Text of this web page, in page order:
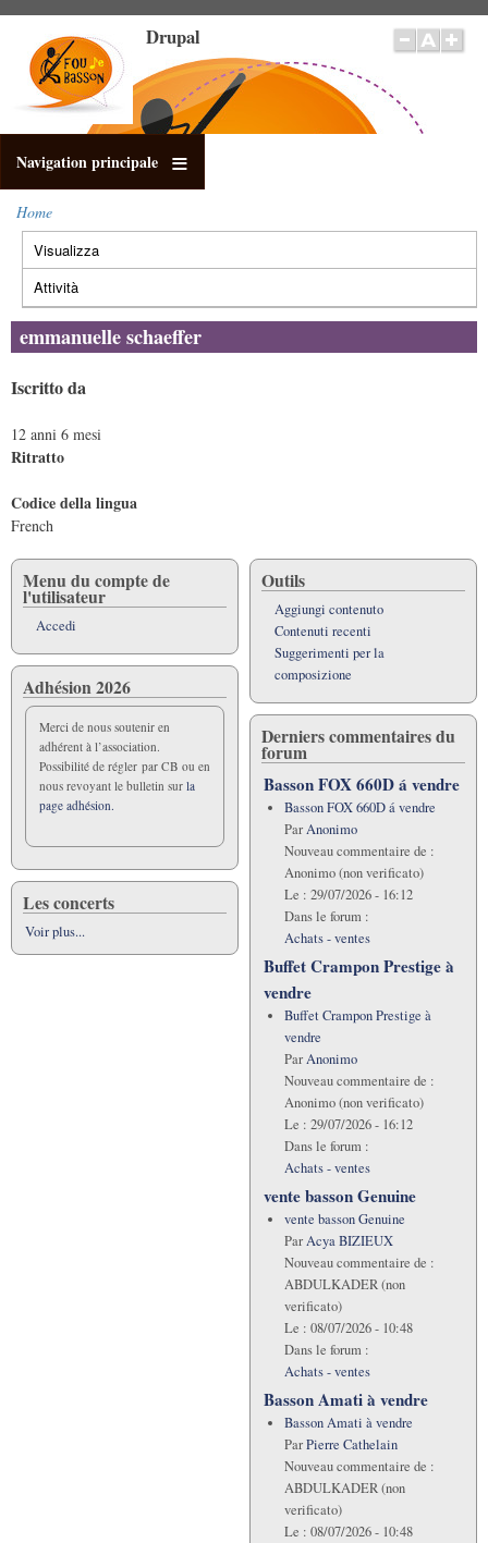
contenuto
principale
Drupal
Navigation principale
Briciole
di
pane
Home
Schede
primarie
Visualizza
attiva)
Attività
emmanuelle schaeffer
Iscritto da
12 anni 6 mesi
Ritratto
Codice della lingua
French
Menu du compte de
l'utilisateur
Accedi
Adhésion 2026
Merci de nous soutenir en
adhérent à l’association.
Possibilité de régler par CB ou en
nous revoyant le bulletin sur la
page adhésion.
Les concerts
Voir plus...
Outils
Aggiungi contenuto
Contenuti recenti
Suggerimenti per la
composizione
Derniers commentaires du
forum
Basson FOX 660D á vendre
Basson FOX 660D á vendre
ParAnonimo
Nouveau commentaire de :
Anonimo (non verificato)
Le : 29/07/2026 - 16:12
Dans le forum :
Achats - ventes
Buffet Crampon Prestige à
vendre
Buffet Crampon Prestige à
vendre
ParAnonimo
Nouveau commentaire de :
Anonimo (non verificato)
Le : 29/07/2026 - 16:12
Dans le forum :
Achats - ventes
vente basson Genuine
vente basson Genuine
ParAcya BIZIEUX
Nouveau commentaire de :
ABDULKADER (non
verificato)
Le : 08/07/2026 - 10:48
Dans le forum :
Achats - ventes
Basson Amati à vendre
Basson Amati à vendre
ParPierre Cathelain
Nouveau commentaire de :
ABDULKADER (non
verificato)
Le : 08/07/2026 - 10:48